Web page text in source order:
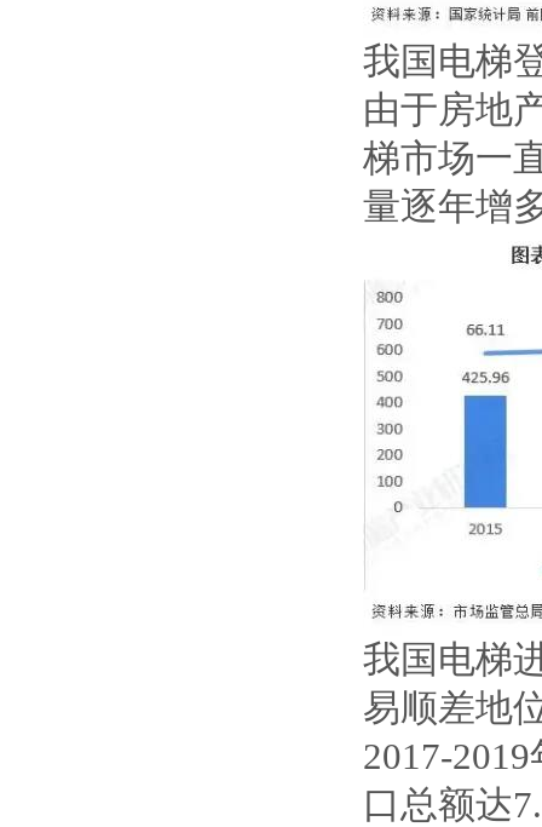
我国电梯
由于房地
梯市场一
量逐年增
我国电梯
易顺差地
2017-
口总额达